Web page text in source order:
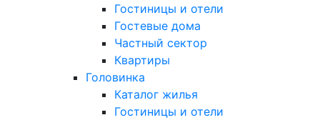
Гостиницы и отели
Гостевые дома
Частный сектор
Квартиры
Головинка
Каталог жилья
Гостиницы и отели